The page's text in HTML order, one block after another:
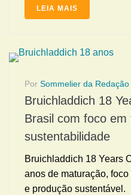
LEIA MAIS
Por Sommelier da Redação
Bruichladdich 18
Brasil com foco em
sustentabilidade
Bruichladdich 18 Years
anos de maturação,
e produção sustentável.